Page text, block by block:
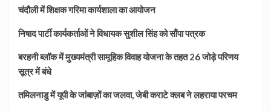
चंदौली में शिक्षक गरिमा कार्यशाला का आयोजन
निषाद पार्टी कार्यकर्ताओं ने विधायक सुशील सिंह को सौंपा पत्रक
बरहनी ब्लॉक में मुख्यमंत्री सामूहिक विवाह योजना के तहत 26 जोड़े परिणय
सूत्र में बंधे
तमिलनाडु में यूपी के जांबाज़ों का जलवा, जेबी कराटे क्लब ने लहराया परचम